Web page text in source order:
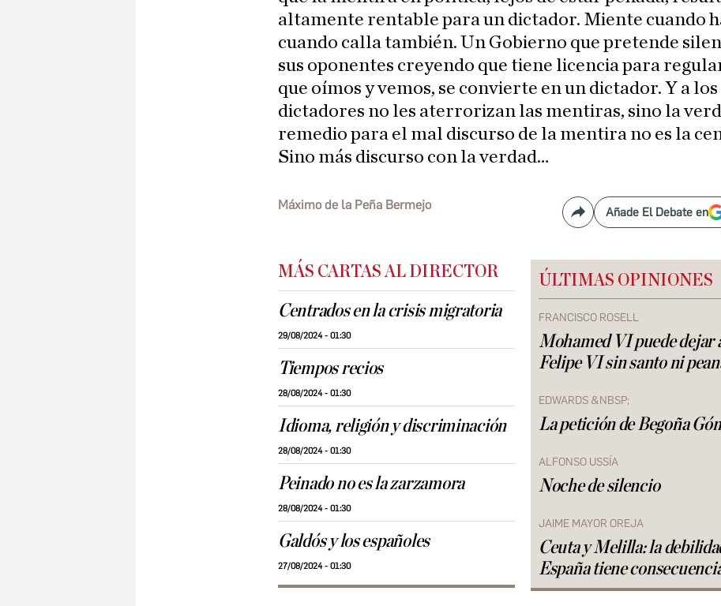
altamente rentable para un dictador. Miente cuando
cuando calla también. Un Gobierno que pretende
sus oponentes creyendo que tiene licencia para
que oímos y vemos, se convierte en un dictador. Y a los
dictadores no les aterrorizan las mentiras, sino la
remedio para el mal discurso de la mentira no es la
Sino más discurso con la verdad…
Máximo de la Peña Bermejo
CompartirAñade El Debate en
MÁS CARTAS AL DIRECTOR
Centrados en la crisis migratoria
29/08/2024 - 01:30
Tiempos recios
28/08/2024 - 01:30
Idioma, religión y discriminación
28/08/2024 - 01:30
Peinado no es la zarzamora
28/08/2024 - 01:30
Galdós y los españoles
27/08/2024 - 01:30
ÚLTIMAS OPINIONES
FRANCISCO ROSELL
Mohamed VI puede dejar
Felipe VI sin santo ni
EDWARDS &NBSP;
La petición de Begoña
ALFONSO USSÍA
Noche de silencio
JAIME MAYOR OREJA
Ceuta y Melilla: la
España tiene